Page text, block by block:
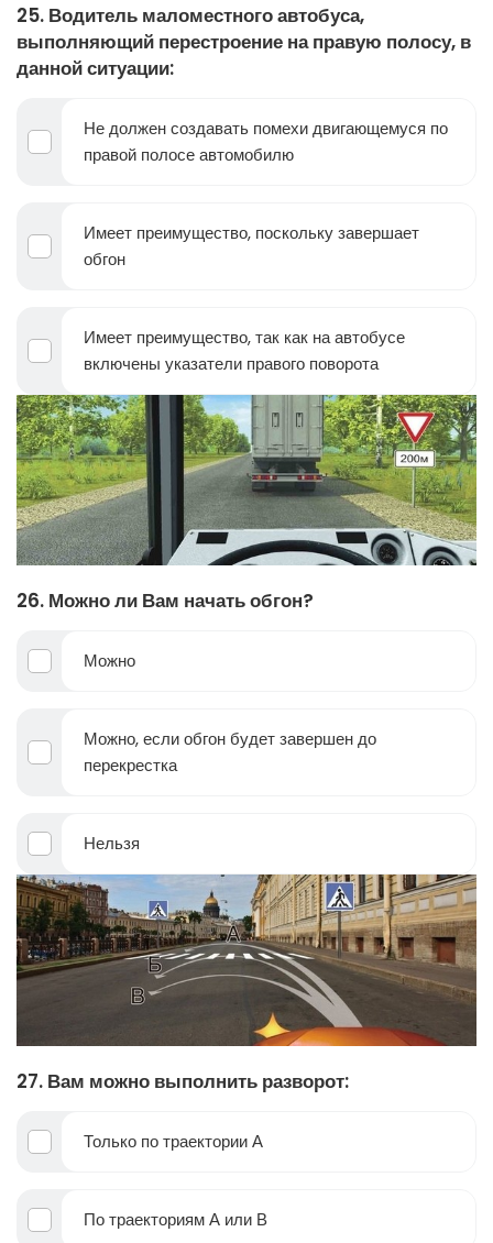
25. Водитель маломестного автобуса,
выполняющий перестроение на правую полосу, в
данной ситуации:
Не должен создавать помехи двигающемуся по
правой полосе автомобилю
Имеет преимущество, поскольку завершает
обгон
Имеет преимущество, так как на автобусе
включены указатели правого поворота
26. Можно ли Вам начать обгон?
Можно
Можно, если обгон будет завершен до
перекрестка
Нельзя
27. Вам можно выполнить разворот:
Только по траектории А
По траекториям А или В